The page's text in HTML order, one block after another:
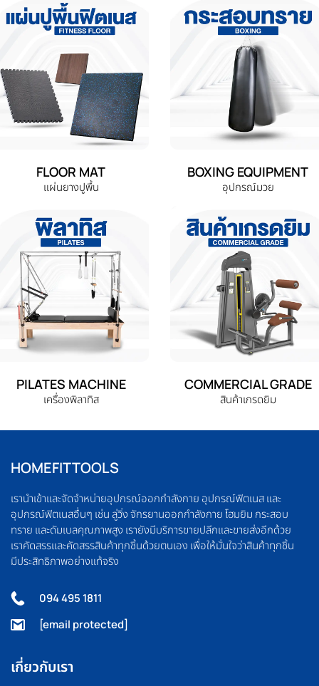
FLOOR MAT
แผ่นยางปูพื้น
BOXING EQUIPMENT
อุปกรณ์มวย
PILATES MACHINE
เครื่องพิลาทิส
COMMERCIAL GRADE
สินค้าเกรดยิม
HOMEFITTOOLS
เรานำเข้าและจัดจำหน่ายอุปกรณ์ออกกำลังกาย อุปกรณ์ฟิตเนส และ
อุปกรณ์ฟิตเนสอื่นๆ เช่น ลู่วิ่ง จักรยานออกกำลังกาย โฮมยิม กระสอบ
ทราย และดัมเบลคุณภาพสูง เรายังมีบริการขายปลีกและขายส่งอีกด้วย
เราคัดสรรและคัดสรรสินค้าทุกชิ้นด้วยตนเอง เพื่อให้มั่นใจว่าสินค้าทุกชิ้น
มีประสิทธิภาพอย่างแท้จริง
094 495 1811
[email protected]
เกี่ยวกับเรา